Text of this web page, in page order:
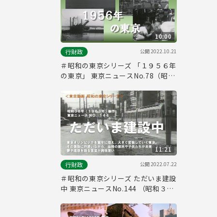
10:00
行財政
公開2022.10.21
＃昭和の東京シリーズ 「１９５６年
の東京」 東京ニュースNo.78（昭和
11:21
行財政
公開2022.07.22
＃昭和の東京シリーズ ただいま建設
中 東京ニュースNo.144 （昭和３８